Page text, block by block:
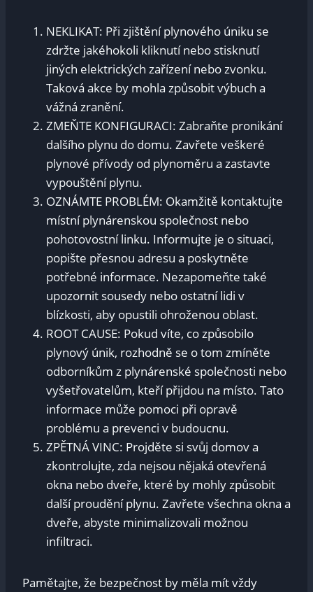
NEKLIKAT: Při zjištění plynového úniku se
zdržte jakéhokoli kliknutí nebo stisknutí
jiných elektrických zařízení nebo zvonku.
Taková akce by mohla způsobit výbuch a
vážná zranění.
ZMEŇTE KONFIGURACI: Zabraňte pronikání
dalšího plynu do domu. Zavřete veškeré
plynové přívody od plynoměru a zastavte
vypouštění plynu.
OZNÁMTE PROBLÉM: Okamžitě kontaktujte
místní plynárenskou společnost nebo
pohotovostní linku. Informujte je o situaci,
popište přesnou adresu a poskytněte
potřebné informace. Nezapomeňte také
upozornit sousedy nebo ostatní lidi v
blízkosti, aby opustili ohroženou oblast.
ROOT CAUSE: Pokud víte, co způsobilo
plynový únik, rozhodně se o tom zmíněte
odborníkům z plynárenské společnosti nebo
vyšetřovatelům, kteří přijdou na místo. Tato
informace může pomoci při opravě
problému a prevenci v budoucnu.
ZPĚTNÁ VINC: Projděte si svůj domov a
zkontrolujte, zda nejsou nějaká otevřená
okna nebo dveře, které by mohly způsobit
další proudění plynu. Zavřete všechna okna a
dveře, abyste minimalizovali možnou
infiltraci.
Pamětajte, že bezpečnost by měla mít vždy